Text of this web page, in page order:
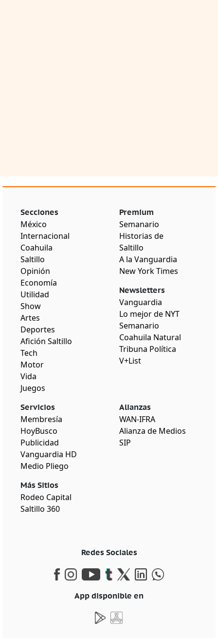
Secciones
México
Internacional
Coahuila
Saltillo
Opinión
Economía
Utilidad
Show
Artes
Deportes
Afición Saltillo
Tech
Motor
Vida
Juegos
Premium
Semanario
Historias de
Saltillo
A la Vanguardia
New York Times
Newsletters
Vanguardia
Lo mejor de NYT
Semanario
Coahuila Natural
Tribuna Política
V+List
Servicios
Membresía
HoyBusco
Publicidad
Vanguardia HD
Medio Pliego
Más Sitios
Rodeo Capital
Saltillo 360
Alianzas
WAN-IFRA
Alianza de Medios
SIP
Redes Sociales
App disponible en